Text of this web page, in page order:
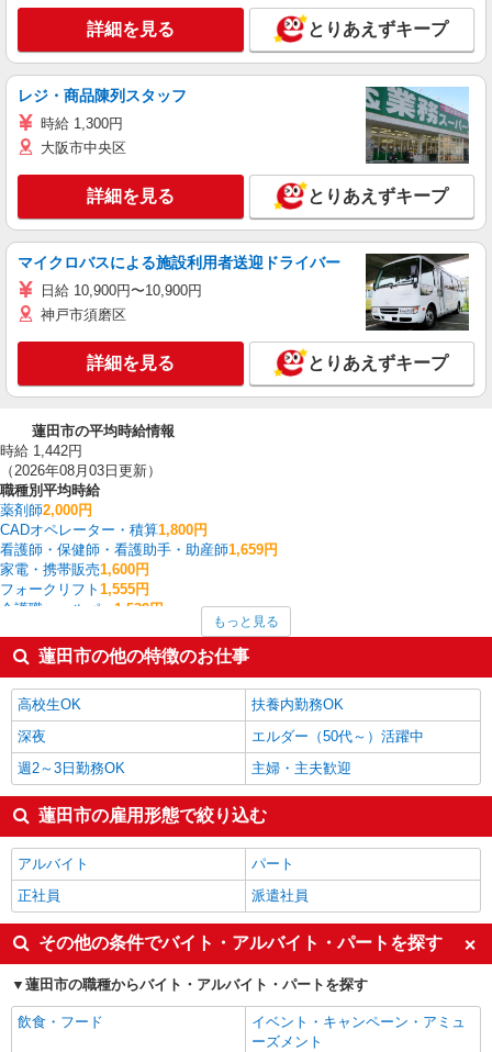
詳細を見る とりあえずキープ
レジ・商品陳列スタッフ
時給 1,300円
大阪市中央区
詳細を見る とりあえずキープ
マイクロバスによる施設利用者送迎ドライバー
日給 10,900円〜10,900円
神戸市須磨区
詳細を見る とりあえずキープ
蓮田市の平均時給情報
時給 1,442円
（2026年08月03日更新）
職種別平均時給
薬剤師2,000円
CADオペレーター・積算1,800円
看護師・保健師・看護助手・助産師1,659円
家電・携帯販売1,600円
フォークリフト 1,555円
介護職・ヘルパー 1,539円
1,525円
梱包・仕分け・ピッキング1,495円
一般・営業事務 1,460円
製造・組立・加工1,421円
蓮田市の他の職種の平均時給を見る
もっと見る
蓮田市の他の特徴のお仕事
高校生OK
扶養内勤務OK
深夜
エルダー（50代～）活躍中
週2～3日勤務OK
主婦・主夫歓迎
蓮田市の雇用形態で絞り込む
アルバイト
パート
正社員
派遣社員
その他の条件でバイト・アルバイト・パートを探す
蓮田市の職種からバイト・アルバイト・パートを探す
飲食・フード
イベント・キャンペーン・アミュ
ーズメント